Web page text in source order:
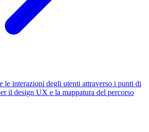
le interazioni degli utenti attraverso i punti di
il design UX e la mappatura del percorso